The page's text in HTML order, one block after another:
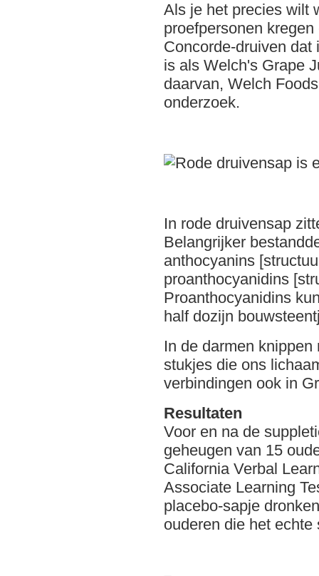
Als je het precies wilt
proefpersonen
Concorde-druiven
is als Welch's Grape
daarvan, Welch
onderzoek.
In rode druivensap
Belangrijker
anthocyanins
proanthocyanidins
Proanthocyanidins
half dozijn
In de darmen
stukjes die ons
verbindingen ook in
Resultaten
Voor en na de
geheugen van 15
California Verbal
Associate Learning
placebo-sapje
ouderen die het